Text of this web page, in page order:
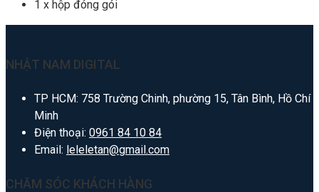
1 x hộp đóng gói
NHẬT NAM DIGITAL
TP HCM: 758 Trường Chinh, phường 15, Tân Bình, Hồ Chí
Minh
Điện thoại: 0961 84 10 84
Email: leleletan@gmail.com
CHĂM SÓC KHÁCH HÀNG